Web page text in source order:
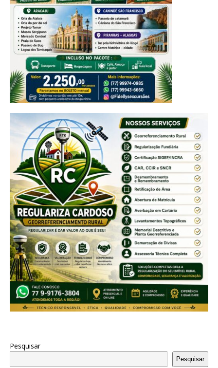
Pesquisar
Pesquisar